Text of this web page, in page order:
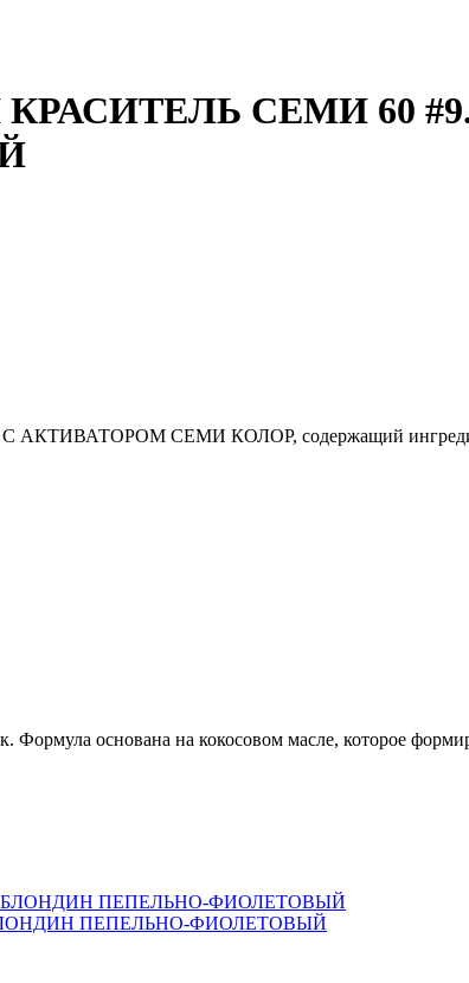
СЕМИ 60
АКТИВАТОРОМ СЕМИ КОЛОР, содержащий
основана на кокосовом масле, которое
ПЕПЕЛЬНО-ФИОЛЕТОВЫЙ